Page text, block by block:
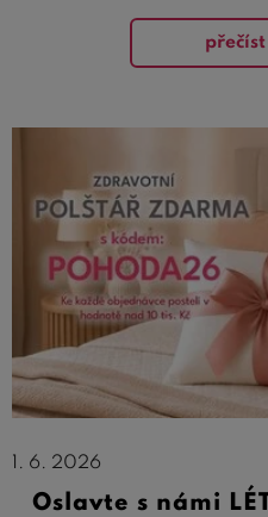
1. 6. 2026
Oslavte s námi